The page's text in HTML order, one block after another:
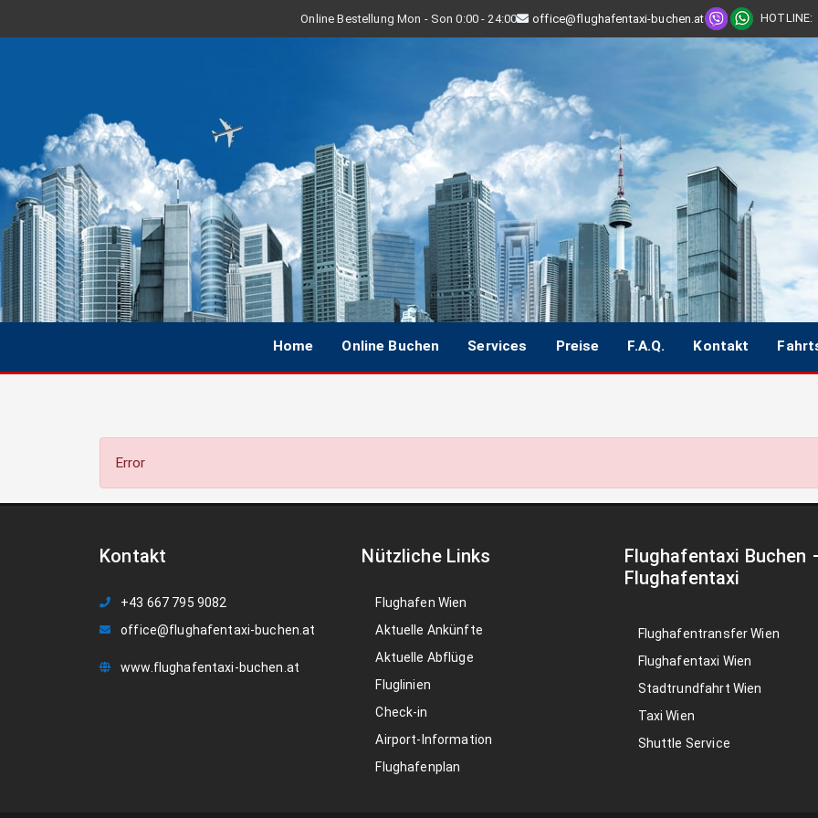
Online Bestellung Mon - Son 0:00 - 24:00 office@flughafentaxi-buchen.at HOTLINE:
Home Online Buchen Services Preise F.A.Q. Kontakt
Error
Kontakt
+43 667 795 9082
office@flughafentaxi-buchen.at
www.flughafentaxi-buchen.at
Nützliche Links
Flughafen Wien
Aktuelle Ankünfte
Aktuelle Abflüge
Fluglinien
Check-in
Airport-Information
Flughafenplan
Flughafentaxi Buchen
Flughafentaxi
Flughafentransfer Wien
Flughafentaxi Wien
Stadtrundfahrt Wien
Taxi Wien
Shuttle Service